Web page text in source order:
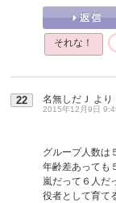
それな！
22 名無しだＪ より
2015年12月9日
グループ人数は
年齢差あっても
嵐だって６人だ
役者として育て